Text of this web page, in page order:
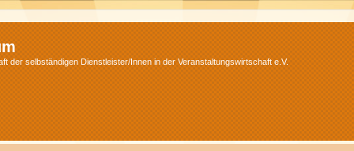
der selbständigen Dienstleister/Innen in der Veranstaltungswirtschaft e.V.